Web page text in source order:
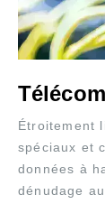
Étroitement
spéciaux et
données à
dénudage